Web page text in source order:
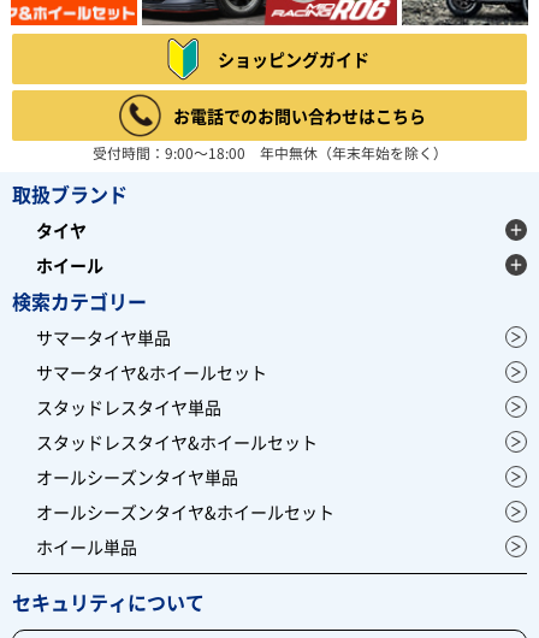
ショッピングガイド
お電話でのお問い合わせはこちら
受付時間：9:00～18:00 年中無休（年末年始を除く）
取扱ブランド
タイヤ
ホイール
検索カテゴリー
サマータイヤ単品
サマータイヤ&ホイールセット
スタッドレスタイヤ単品
スタッドレスタイヤ&ホイールセット
オールシーズンタイヤ単品
オールシーズンタイヤ&ホイールセット
ホイール単品
セキュリティについて